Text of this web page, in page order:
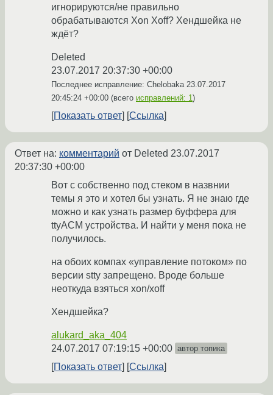
игнорируются/не правильно
обрабатываются Xon Xoff? Хендшейка не
ждёт?
Deleted
23.07.2017 20:37:30 +00:00
Последнее исправление: Chelobaka 23.07.2017
20:45:24 +00:00 (всего исправлений: 1)
Показать ответ Ссылка
Ответ на: комментарий от Deleted 23.07.2017
20:37:30 +00:00
Вот с собственно под стеком в назвнии
темы я это и хотел бы узнать. Я не знаю где
можно и как узнать размер буффера для
ttyACM устройства. И найти у меня пока не
получилось.
на обоих компах «управление потоком» по
версии stty запрещено. Вроде больше
неоткуда взяться xon/xoff
Хендшейка?
alukard_aka_404
24.07.2017 07:19:15 +00:00 автор топика
Показать ответ Ссылка